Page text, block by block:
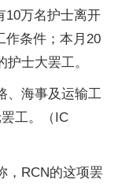
10万名护士离开
作条件；本月20
士大罢工。
、海事及运输工
工。（IC
，RCN的这项罢